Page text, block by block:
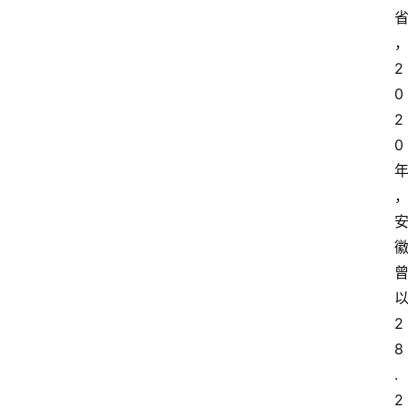
省
，
2
0
2
0
年
，
安
徽
曾
以
2
8
.
2